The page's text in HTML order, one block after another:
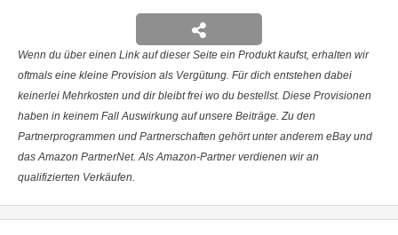
Wenn du über einen Link auf dieser Seite ein Produkt kaufst, erhalten wir
oftmals eine kleine Provision als Vergütung. Für dich entstehen dabei
keinerlei Mehrkosten und dir bleibt frei wo du bestellst. Diese Provisionen
haben in keinem Fall Auswirkung auf unsere Beiträge. Zu den
Partnerprogrammen und Partnerschaften gehört unter anderem eBay und
das Amazon PartnerNet. Als Amazon-Partner verdienen wir an
qualifizierten Verkäufen.